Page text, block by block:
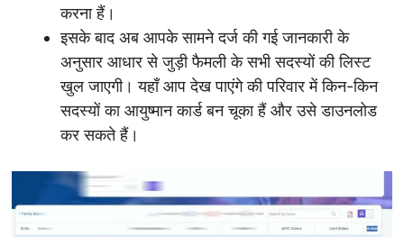
करना हैं।
इसके बाद अब आपके सामने दर्ज की गई जानकारी के
अनुसार आधार से जुड़ी फैमली के सभी सदस्यों की लिस्ट
खुल जाएगी। यहाँ आप देख पाएंगे की परिवार में किन-किन
सदस्यों का आयुष्मान कार्ड बन चूका हैं और उसे डाउनलोड
कर सकते हैं।